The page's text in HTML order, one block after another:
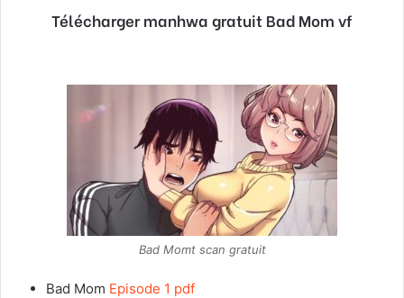
Télécharger manhwa gratuit Bad Mom vf
Bad Momt scan gratuit
Bad Mom Episode 1 pdf